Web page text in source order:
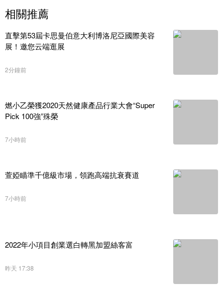
相關推薦
直擊第53屆卡思曼伯意大利博洛尼亞國際美容
展！邀您云端逛展
2分鐘前
燃小乙榮獲2020天然健康產品行業大會“Super
Pick 100強”殊榮
7小時前
萱婭瞄準千億級市場，領跑高端抗衰賽道
7小時前
2022年小項目創業選白轉黑加盟絲客富
昨天 17:38